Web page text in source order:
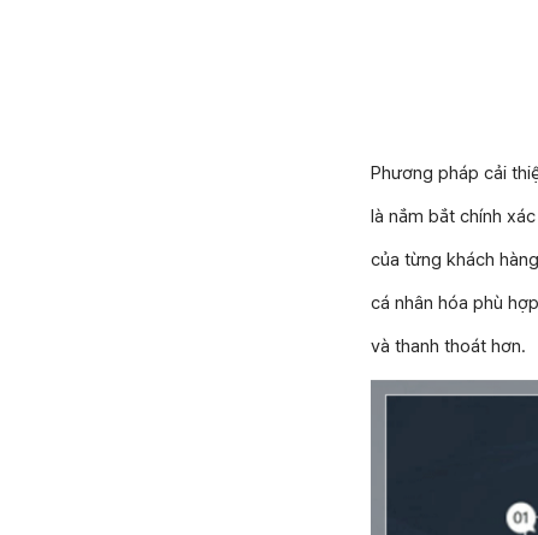
Phương pháp cải
là nắm bắt chính
của từng khách
cá nhân hóa phù
và thanh thoát hơn.